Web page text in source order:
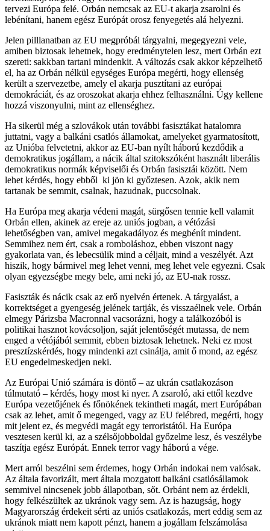
tervezi Európa felé. Orbán nemcsak az EU-t akarja zsarolni és
lebénítani, hanem egész Európát orosz fenyegetés alá helyezni.
Jelen pilllanatban az EU megpróbál tárgyalni, megegyezni vele,
amiben biztosak lehetnek, hogy eredménytelen lesz, mert Orbán ezt
szereti: sakkban tartani mindenkit. A változás csak akkor képzelhető
el, ha az Orbán nélkül egységes Európa megérti, hogy ellenség
került a szervezetbe, amely el akarja pusztítani az európai
demokráciát, és az oroszokat akarja ehhez felhasználni. Úgy kellene
hozzá viszonyulni, mint az ellenséghez.
Ha sikerül még a szlovákok után további fasisztákat hatalomra
juttatni, vagy a balkáni csatlós államokat, amelyeket gyarmatosított,
az Unióba felvetetni, akkor az EU-ban nyílt háború kezdődik a
demokratikus jogállam, a nácik által szitokszóként használt liberális
demokratikus normák képviselői és Orbán fasisztái között. Nem
lehet kérdés, hogy ebből ki jön ki győztesen. Azok, akik nem
tartanak be semmit, csalnak, hazudnak, puccsolnak.
Ha Európa meg akarja védeni magát, sürgősen tennie kell valamit
Orbán ellen, akinek az ereje az uniós jogban, a vétózási
lehetőségben van, amivel megakadályoz és megbénít mindent.
Semmihez nem ért, csak a romboláshoz, ebben viszont nagy
gyakorlata van, és lebecsülik mind a céljait, mind a veszélyét. Azt
hiszik, hogy bármivel meg lehet venni, meg lehet vele egyezni. Csak
olyan egyezségbe megy bele, ami neki jó, az EU-nak rossz.
Fasiszták és nácik csak az erő nyelvén értenek. A tárgyalást, a
korrektséget a gyengeség jelének tartják, és visszaélnek vele. Orbán
elmegy Párizsba Macronnal vacsorázni, hogy a találkozóból is
politikai hasznot kovácsoljon, saját jelentőségét mutassa, de nem
enged a vétójából semmit, ebben biztosak lehetnek. Neki ez most
presztízskérdés, hogy mindenki azt csinálja, amit ő mond, az egész
EU engedelmeskedjen neki.
Az Európai Unió számára is döntő – az ukrán csatlakozáson
túlmutató – kérdés, hogy most ki nyer. A zsaroló, aki ettől kezdve
Európa vezetőjének és főnökének tekintheti magát, mert Európában
csak az lehet, amit ő megenged, vagy az EU felébred, megérti, hogy
mit jelent ez, és megvédi magát egy terroristától. Ha Európa
vesztesen kerül ki, az a szélsőjobboldal győzelme lesz, és veszélybe
taszítja egész Európát. Ennek terror vagy háború a vége.
Mert arról beszélni sem érdemes, hogy Orbán indokai nem valósak.
Az általa favorizált, mert általa mozgatott balkáni csatlósállamok
semmivel nincsenek jobb állapotban, sőt. Orbánt nem az érdekli,
hogy felkészültek az ukránok vagy sem. Az is hazugság, hogy
Magyarország érdekeit sérti az uniós csatlakozás, mert eddig sem az
ukránok miatt nem kapott pénzt, hanem a jogállam felszámolása